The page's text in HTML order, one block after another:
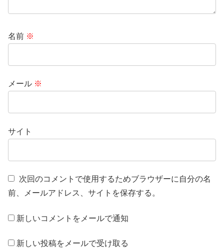
名前 ※
メール ※
サイト
次回のコメントで使用するためブラウザーに自分の名
前、メールアドレス、サイトを保存する。
新しいコメントをメールで通知
新しい投稿をメールで受け取る